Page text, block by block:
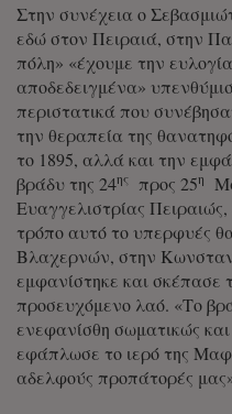
Στην συνέχεια ο
εδώ στον Πειραιά, στην
πόλη» «έχουμε την
αποδεδειγμένα»
περιστατικά που
την θεραπεία της
το 1895, αλλά και την
βράδυ της 24ης προς 25η
Ευαγγελιστρίας
τρόπο αυτό το υπερφυές
Βλαχερνών, στην
εμφανίστηκε και σκέπασε
προσευχόμενο λαό. «Το
ενεφανίσθη σωματικώς
εφάπλωσε το ιερό της
αδελφούς προπάτορές